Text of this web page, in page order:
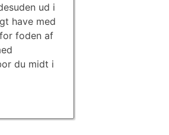
ud i
have med
foden af
du midt i